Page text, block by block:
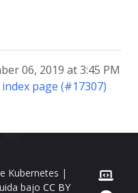
06, 2019 at 3:45 PM
page (#17307)
Kubernetes |
bajoCC BY